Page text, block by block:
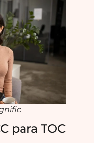
para TOC